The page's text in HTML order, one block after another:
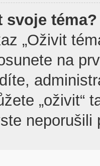
svoje téma?
„Oživit
na
„oživit“
neporušili